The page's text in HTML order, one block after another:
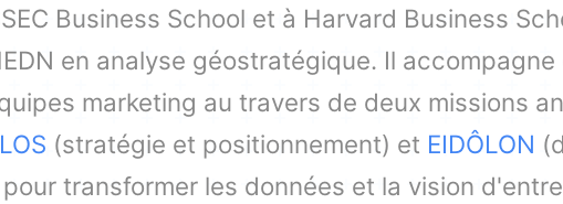
Business School et à Harvard Business
en analyse géostratégique. Il
marketing au travers de deux missions
(stratégie et positionnement) et EIDÔLON
pour transformer les données et la vision